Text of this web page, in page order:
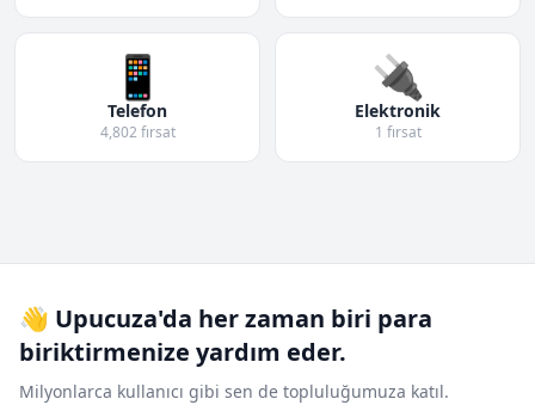
📱
Telefon
4,802 fırsat
🔌
Elektronik
1 fırsat
👋 Upucuza'da her zaman biri para
biriktirmenize yardım eder.
Milyonlarca kullanıcı gibi sen de topluluğumuza katıl.